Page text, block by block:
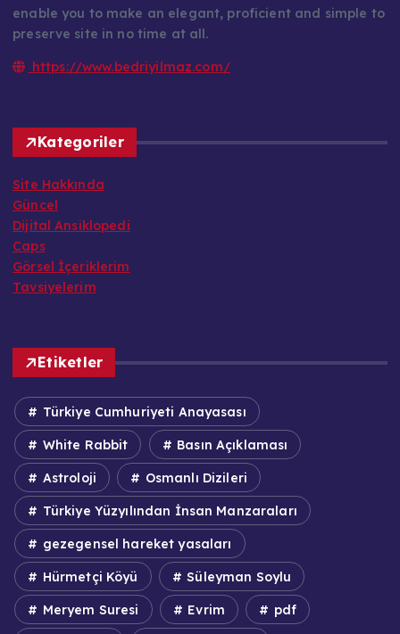
enable you to make an elegant, proficient and simple to
preserve site in no time at all.
https://www.bedriyilmaz.com/
Kategoriler
Site Hakkında
Güncel
Dijital Ansiklopedi
Caps
Görsel İçeriklerim
Tavsiyelerim
Etiketler
Türkiye Cumhuriyeti Anayasası
White Rabbit Basın Açıklaması
Astroloji Osmanlı Dizileri
Türkiye Yüzyılından İnsan Manzaraları
gezegensel hareket yasaları
Hürmetçi Köyü Süleyman Soylu
Meryem Suresi Evrim pdf